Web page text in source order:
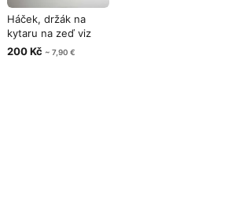
Háček, držák na
kytaru na zeď viz
foto.
200 Kč ~ 7,90 €